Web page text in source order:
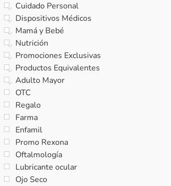
Cuidado Personal
Dispositivos Médicos
Mamá y Bebé
Nutrición
Promociones Exclusivas
Productos Equivalentes
Adulto Mayor
OTC
Regalo
Farma
Enfamil
Promo Rexona
Oftalmología
Lubricante ocular
Ojo Seco